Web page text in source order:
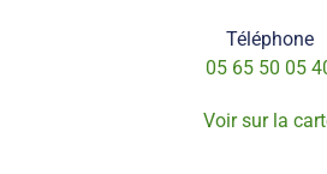
Téléphone
05 65 50 05
Voir sur la